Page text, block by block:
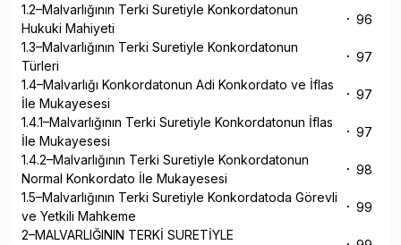
1.2–Malvarlığının Terki Suretiyle Konkordatonun
Hukuki Mahiyeti
96
1.3–Malvarlığının Terki Suretiyle Konkordatonun
Türleri
97
1.4–Malvarlığı Konkordatonun Adi Konkordato ve İflas
İle Mukayesesi
97
1.4.1–Malvarlığının Terki Suretiyle Konkordatonun İflas
İle Mukayesesi
97
1.4.2–Malvarlığının Terki Suretiyle Konkordatonun
Normal Konkordato İle Mukayesesi
98
1.5–Malvarlığının Terki Suretiyle Konkordatoda Görevli
ve Yetkili Mahkeme
99
2–MALVARLIĞININ TERKİ SURETİYLE